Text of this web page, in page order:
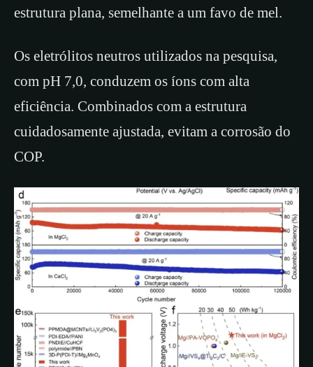
estrutura plana, semelhante a um favo de mel.
Os eletrólitos neutros utilizados na pesquisa,
com pH 7,0, conduzem os íons com alta
eficiência. Combinados com a estrutura
cuidadosamente ajustada, evitam a corrosão do
COP.